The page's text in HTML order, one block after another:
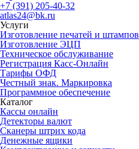
+7 (391) 205-40-32
atlas24@bk.ru
Услуги
Изготовление печатей и штампов
Изготовление ЭЦП
Техническое обслуживание
Регистрация Касс-Онлайн
Тарифы ОФД
Честный знак. Маркировка
Программное обеспечение
Каталог
Кассы онлайн
Детекторы валют
Сканеры штрих кода
Денежные ящики